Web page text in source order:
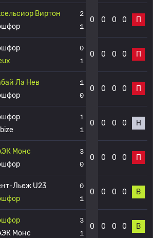
Виртон
2
1
0 0 0 0 П
0
1
0 0 0 0 П
Ла Нев
1
0
0 0 0 0 П
1
1
0 0 0 0 Н
Монс
3
0
0 0 0 0 П
Льеж U23
0
1
0 0 0 0 В
Монс
3
1
0 0 0 0 В